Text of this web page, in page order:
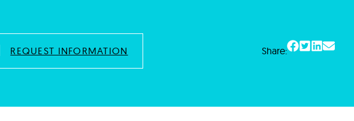
REQUEST INFORMATION Share: